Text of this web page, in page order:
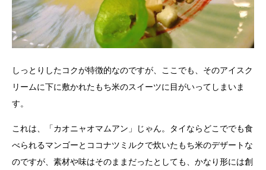
しっとりしたコクが特徴的なのですが、ここでも、そのアイスク
リームに下に敷かれたもち米のスイーツに目がいってしまいま
す。
これは、「カオニャオマムアン」じゃん。タイならどこででも食
べられるマンゴーとココナツミルクで炊いたもち米のデザートな
のですが、素材や味はそのままだったとしても、かなり形には創